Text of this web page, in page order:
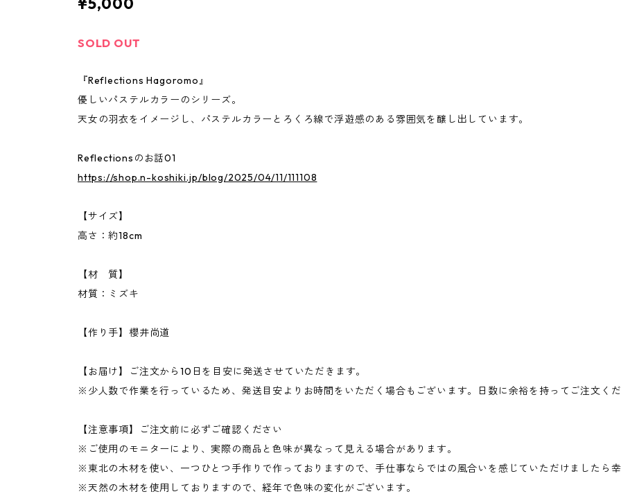
SOLD OUT
『Reflections Hagoromo』
優しいパステルカラーのシリーズ。
天女の羽衣をイメージし、パステルカラーとろくろ線で浮遊感のある雰囲気を醸し出しています。
Reflectionsのお話01
https://shop.n-koshiki.jp/blog/2025/04/11/111108
【サイズ】
高さ：約18cm
【材 質】
材質：ミズキ
【作り手】櫻井尚道
【お届け】ご注文から10日を目安に発送させていただきます。
※少人数で作業を行っているため、発送目安よりお時間をいただく場合もございます。日数に余裕を持ってご注文く
【注意事項】ご注文前に必ずご確認ください
※ご使用のモニターにより、実際の商品と色味が異なって見える場合があります。
※東北の木材を使い、一つひとつ手作りで作っておりますので、手仕事ならではの風合いを感じていただけましたら
※天然の木材を使用しておりますので、経年で色味の変化がございます。